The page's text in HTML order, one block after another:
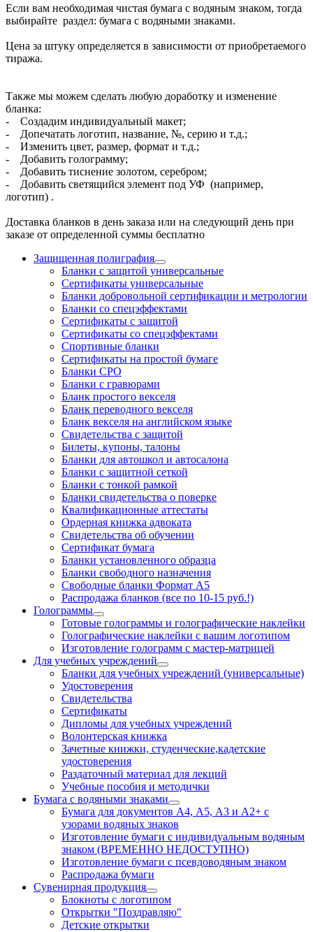
Если вам необходимая чистая бумага с водяным знаком, тогда
выбирайте раздел: бумага с водяными знаками.
Цена за штуку определяется в зависимости от приобретаемого
тиража.
Также мы можем сделать любую доработку и изменение
бланка:
- Создадим индивидуальный макет;
- Допечатать логотип, название, №, серию и т.д.;
- Изменить цвет, размер, формат и т.д.;
- Добавить голограмму;
- Добавить тиснение золотом, серебром;
- Добавить светящийся элемент под УФ (например,
логотип) .
Доставка бланков в день заказа или на следующий день при
заказе от определенной суммы бесплатно
Защищенная полиграфия
Бланки с защитой универсальные
Сертификаты универсальные
Бланки добровольной сертификации и метрологии
Бланки со спецэффектами
Сертификаты с защитой
Сертификаты со спецэффектами
Спортивные бланки
Cертификаты на простой бумаге
Бланки СРО
Бланки с гравюрами
Бланк простого векселя
Бланк переводного векселя
Бланк векселя на английском языке
Свидетельства с защитой
Билеты, купоны, талоны
Бланки для автошкол и автосалона
Бланки с защитной сеткой
Бланки с тонкой рамкой
Бланки свидетельства о поверке
Квалификационные аттестаты
Ордерная книжка адвоката
Свидетельства об обучении
Сертификат бумага
Бланки установленного образца
Бланки свободного назначения
Свободные бланки Формат А5
Распродажа бланков (все по 10-15 руб.!)
Голограммы
Готовые голограммы и голографические наклейки
Голографические наклейки с вашим логотипом
Изготовление голограмм с мастер-матрицей
Для учебных учреждений
Бланки для учебных учреждений (универсальные)
Удостоверения
Свидетельства
Сертификаты
Дипломы для учебных учреждений
Волонтерская книжка
Зачетные книжки, студенческие,кадетские
удостоверения
Раздаточный материал для лекций
Учебные пособия и методички
Бумага с водяными знаками
Бумага для документов А4, А5, А3 и А2+ с
узорами водяных знаков
Изготовление бумаги с индивидуальным водяным
знаком (ВРЕМЕННО НЕДОСТУПНО)
Изготовление бумаги с псевдоводяным знаком
Распродажа бумаги
Сувенирная продукция
Блокноты с логотипом
Открытки "Поздравляю"
Детские открытки